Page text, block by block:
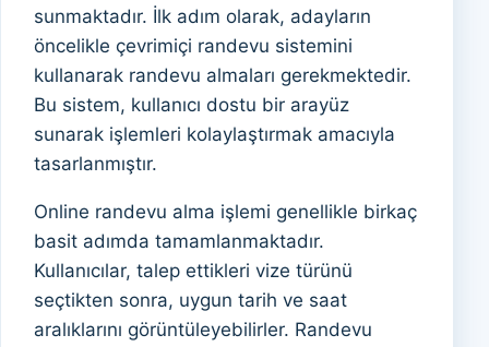
sunmaktadır. İlk adım olarak, adayların
öncelikle çevrimiçi randevu sistemini
kullanarak randevu almaları gerekmektedir.
Bu sistem, kullanıcı dostu bir arayüz
sunarak işlemleri kolaylaştırmak amacıyla
tasarlanmıştır.
Online randevu alma işlemi genellikle birkaç
basit adımda tamamlanmaktadır.
Kullanıcılar, talep ettikleri vize türünü
seçtikten sonra, uygun tarih ve saat
aralıklarını görüntüleyebilirler. Randevu